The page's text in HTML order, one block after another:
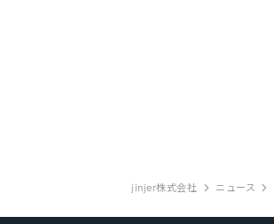
jinjer株式会社 ニュース